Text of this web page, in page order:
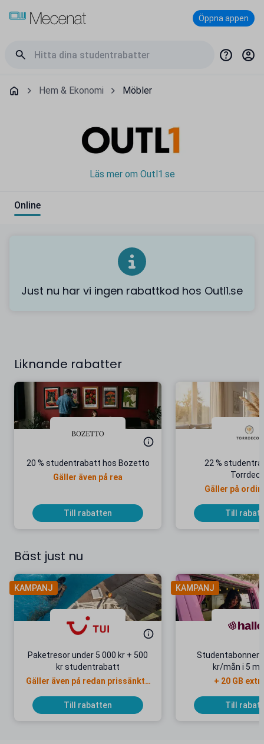
Öppna appen
Hem & Ekonomi Möbler
Läs mer om Outl1.se
Online
Just nu har vi ingen rabattkod hos Outl1.se
Liknande rabatter
20 % studentrabatt hos Bozetto
Gäller även på rea
Till rabatten
22 %
Gäller på
Till
Bäst just nu
KAMPANJ
Paketresor under 5 000 kr + 500
kr studentrabatt
Gäller även på redan prissänkta
Till rabatten
KAMPANJ
kr/mån i 5
+ 20 GB
Till